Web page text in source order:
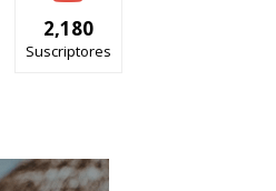
2,180
Suscriptores